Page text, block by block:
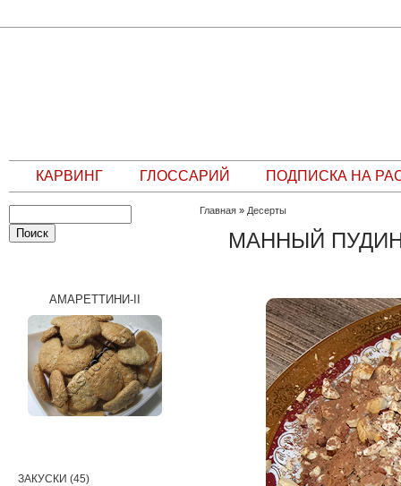
КАРВИНГ ГЛОССАРИЙ ПОДПИСКА НА
Главная » Десерты
МАННЫЙ
АМАРЕТТИНИ-II
ЗАКУСКИ (45)